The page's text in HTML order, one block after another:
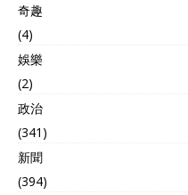
奇趣
(4)
娛樂
(2)
政治
(341)
新聞
(394)